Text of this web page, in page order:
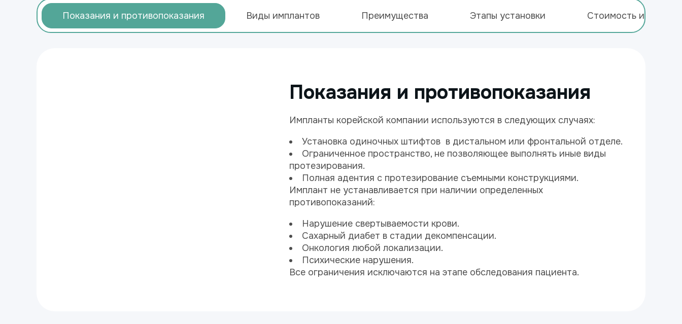
Показания и противопоказания Виды имплантов Преимущества Этапы установки Стоимость
Показания и противопоказания
Импланты корейской компании используются в следующих случаях:
Установка одиночных штифтов в дистальном или фронтальной отделе.
Ограниченное пространство, не позволяющее выполнять иные виды
протезирования.
Полная адентия с протезирование съемными конструкциями.
Имплант не устанавливается при наличии определенных
противопоказаний:
Нарушение свертываемости крови.
Сахарный диабет в стадии декомпенсации.
Онкология любой локализации.
Психические нарушения.
Все ограничения исключаются на этапе обследования пациента.